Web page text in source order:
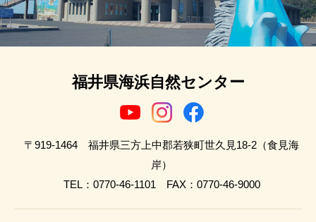
福井県海浜自然センター
〒919-1464 福井県三方上中郡若狭町世久見18-2（食見海
岸）
TEL：0770-46-1101 FAX：0770-46-9000